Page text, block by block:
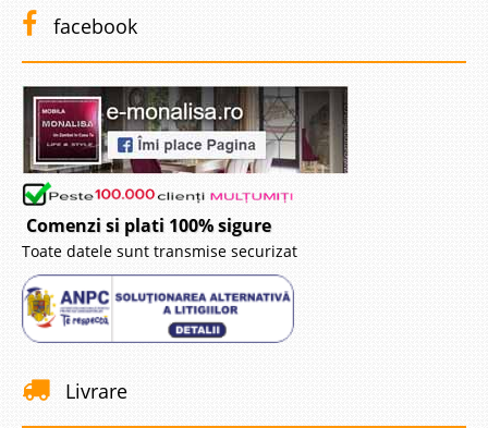
modernismul. Paturile rotunde ofera un somn placut iar frumusetea
perfecta este data de pietrele slefuite in..
Compara
6.295 Lei
Pret Redus4.385 Lei
Stoc Epuizat - Indisponibil
Adauga la Favorite
-10%
facebook
Comenzi si plati 100% sigure
Toate datele sunt transmise securizat
Livrare